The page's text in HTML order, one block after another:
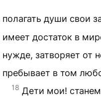
полагать души свои
имеет достаток в
нужде, затворяет от
пребывает в том
18 Дети мои!